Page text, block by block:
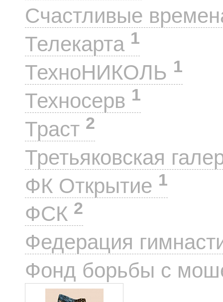
Счастливые
Телекарта 1
ТехноНИКОЛЬ 1
Техносерв 1
Траст 2
Третьяковская
ФК Открытие 1
ФСК 2
Федерация
Фонд борьбы с